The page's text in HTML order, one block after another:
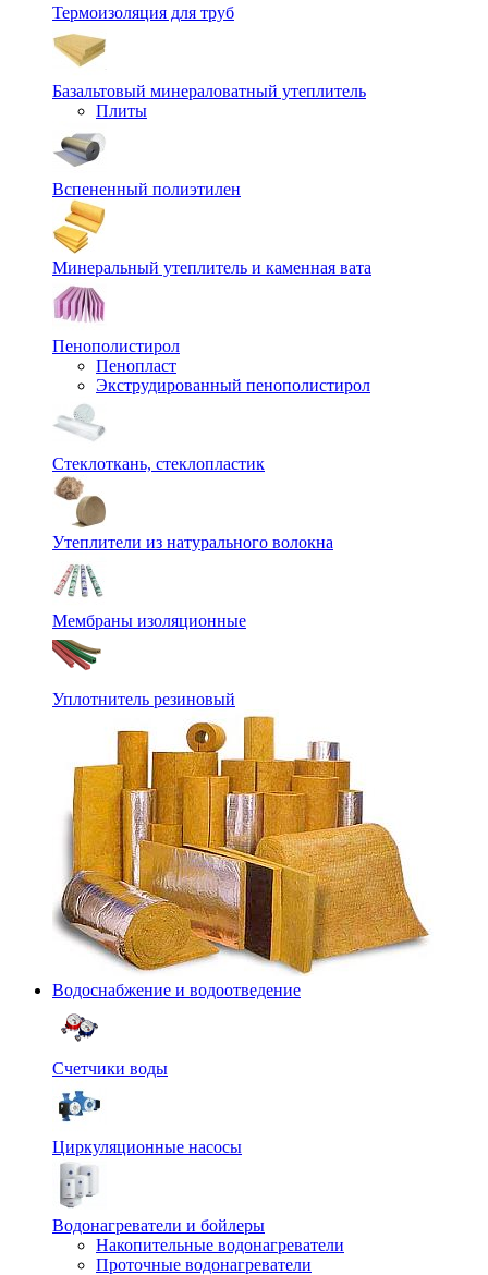
Термоизоляция для труб
Базальтовый минераловатный утеплитель
Плиты
Вспененный полиэтилен
Минеральный утеплитель и каменная вата
Пенополистирол
Пенопласт
Экструдированный пенополистирол
Стеклоткань, стеклопластик
Утеплители из натурального волокна
Мембраны изоляционные
Уплотнитель резиновый
Водоснабжение и водоотведение
Счетчики воды
Циркуляционные насосы
Водонагреватели и бойлеры
Накопительные водонагреватели
Проточные водонагреватели